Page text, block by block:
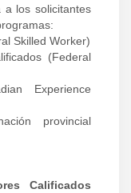
a los solicitantes
Skilled Worker)
(Federal
Experience
provincial
Calificados